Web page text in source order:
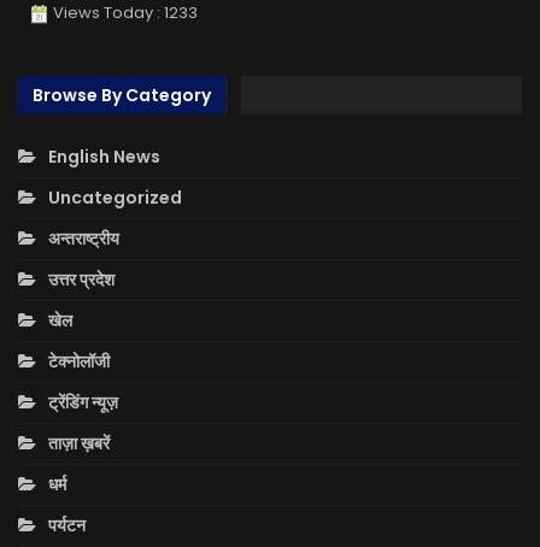
Views Today : 1233
Browse By Category
English News
Uncategorized
अन्तराष्ट्रीय
उत्तर प्रदेश
खेल
टेक्नोलॉजी
ट्रेंडिंग न्यूज़
ताज़ा ख़बरें
धर्म
पर्यटन